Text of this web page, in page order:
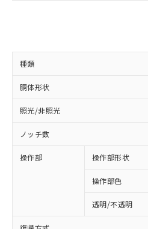
種類
胴体形状
照光/非照光
ノッチ数
操作部 操作部形状
操作部色
透明/不透明